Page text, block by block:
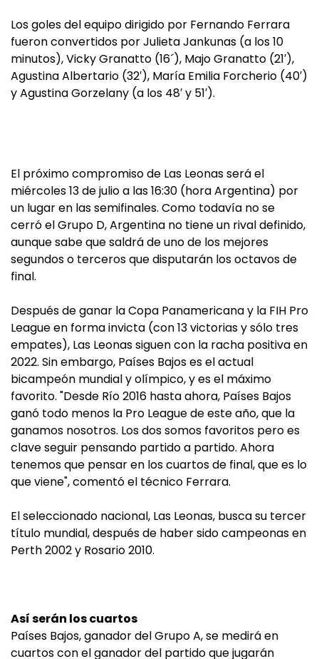
Los goles del equipo dirigido por Fernando Ferrara
fueron convertidos por Julieta Jankunas (a los 10
minutos), Vicky Granatto (16´), Majo Granatto (21′),
Agustina Albertario (32′), María Emilia Forcherio (40′)
y Agustina Gorzelany (a los 48′ y 51′).
El próximo compromiso de Las Leonas será el
miércoles 13 de julio a las 16:30 (hora Argentina) por
un lugar en las semifinales. Como todavía no se
cerró el Grupo D, Argentina no tiene un rival definido,
aunque sabe que saldrá de uno de los mejores
segundos o terceros que disputarán los octavos de
final.
Después de ganar la Copa Panamericana y la FIH Pro
League en forma invicta (con 13 victorias y sólo tres
empates), Las Leonas siguen con la racha positiva en
2022. Sin embargo, Países Bajos es el actual
bicampeón mundial y olímpico, y es el máximo
favorito. "Desde Río 2016 hasta ahora, Países Bajos
ganó todo menos la Pro League de este año, que la
ganamos nosotros. Los dos somos favoritos pero es
clave seguir pensando partido a partido. Ahora
tenemos que pensar en los cuartos de final, que es lo
que viene", comentó el técnico Ferrara.
El seleccionado nacional, Las Leonas, busca su tercer
título mundial, después de haber sido campeonas en
Perth 2002 y Rosario 2010.
Así serán los cuartos
Países Bajos, ganador del Grupo A, se medirá en
cuartos con el ganador del partido que jugarán